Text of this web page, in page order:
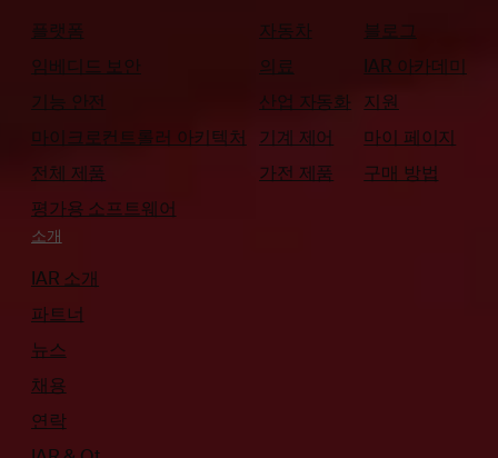
플랫폼
임베디드 보안
기능 안전
마이크로컨트롤러 아키텍처
전체 제품
평가용 소프트웨어
자동차
의료
산업 자동화
기계 제어
가전 제품
블로그
IAR 아카데미
지원
마이 페이지
구매 방법
소개
IAR 소개
파트너
뉴스
채용
연락